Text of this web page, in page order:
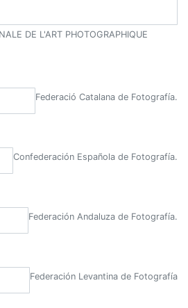
DE L'ART PHOTOGRAPHIQUE
Federació Catalana de Fotografía.
Confederación Española de Fotografía.
Federación Andaluza de Fotografía.
Federación Levantina de Fotografía